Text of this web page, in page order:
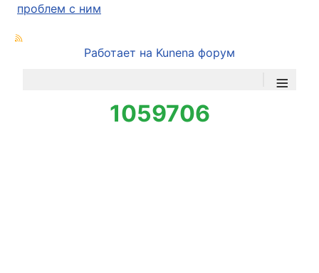
проблем с ним
Работает на Kunena форум
≡
1059706